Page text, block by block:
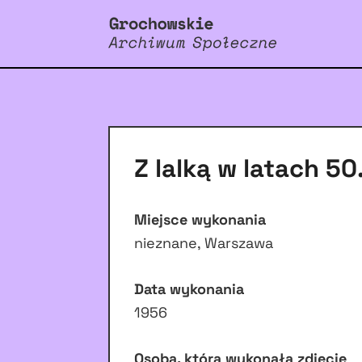
Z lalką w latach
Miejsce wykonania
nieznane, Warszawa
Data wykonania
1956